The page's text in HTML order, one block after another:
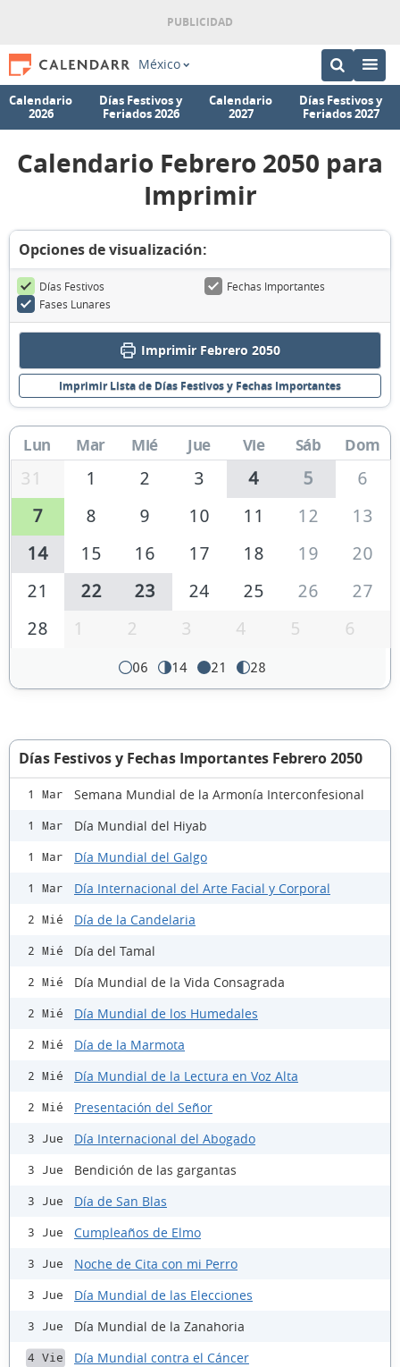
México
Calendario
2026
Días Festivos y
Feriados 2026
Calendario
2027
Días Festivos y
Feriados 2027
Calendario Febrero 2050 para
Imprimir
Opciones de visualización:
Días Festivos
Fechas Importantes
Fases Lunares
Imprimir Febrero 2050
Imprimir Lista de Días Festivos y Fechas Importantes
Lun Mar Mié Jue Vie Sáb Dom
31 1 2 3 4 5
6
7
8 9 10 11 12
13
14
15 16 17 18 19
20
21
22 23 24 25 26
27
28
1 2 3 4 5 6
06 14 21 28
Días Festivos y Fechas Importantes Febrero 2050
1 Mar Semana Mundial de la Armonía Interconfesional
1 Mar Día Mundial del Hiyab
1 Mar Día Mundial del Galgo
1 Mar Día Internacional del Arte Facial y Corporal
2 Mié Día de la Candelaria
2 Mié Día del Tamal
2 Mié Día Mundial de la Vida Consagrada
2 Mié Día Mundial de los Humedales
2 Mié Día de la Marmota
2 Mié Día Mundial de la Lectura en Voz Alta
2 Mié Presentación del Señor
3 Jue Día Internacional del Abogado
3 Jue Bendición de las gargantas
3 Jue Día de San Blas
3 Jue Cumpleaños de Elmo
3 Jue Noche de Cita con mi Perro
3 Jue Día Mundial de las Elecciones
3 Jue Día Mundial de la Zanahoria
4 Vie Día Mundial contra el Cáncer